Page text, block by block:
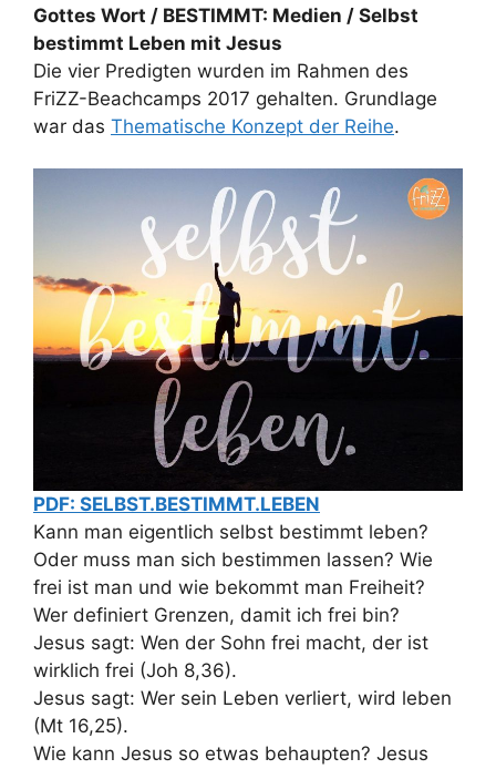
Gottes Wort / BESTIMMT: Medien / Selbst
bestimmt Leben mit Jesus
Die vier Predigten wurden im Rahmen des
FriZZ-Beachcamps 2017 gehalten. Grundlage
war das Thematische Konzept der Reihe.
PDF: SELBST.BESTIMMT.LEBEN
Kann man eigentlich selbst bestimmt leben?
Oder muss man sich bestimmen lassen? Wie
frei ist man und wie bekommt man Freiheit?
Wer definiert Grenzen, damit ich frei bin?
Jesus sagt: Wen der Sohn frei macht, der ist
wirklich frei (Joh 8,36).
Jesus sagt: Wer sein Leben verliert, wird leben
(Mt 16,25).
Wie kann Jesus so etwas behaupten? Jesus